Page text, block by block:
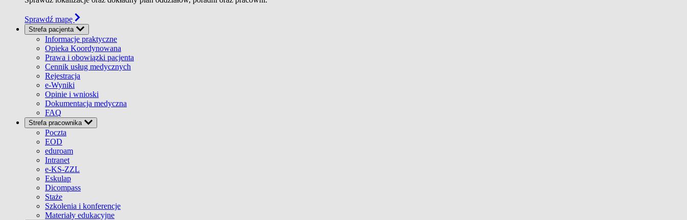
Sprawdź mapę
Strefa pacjenta
Informacje praktyczne
Opieka Koordynowana
Prawa i obowiązki pacjenta
Cennik usług medycznych
Rejestracja
e-Wyniki
Opinie i wnioski
Dokumentacja medyczna
FAQ
Strefa pracownika
Poczta
EOD
eduroam
Intranet
e-KS-ZZL
Eskulap
Dicompass
Staże
Szkolenia i konferencje
Materiały edukacyjne